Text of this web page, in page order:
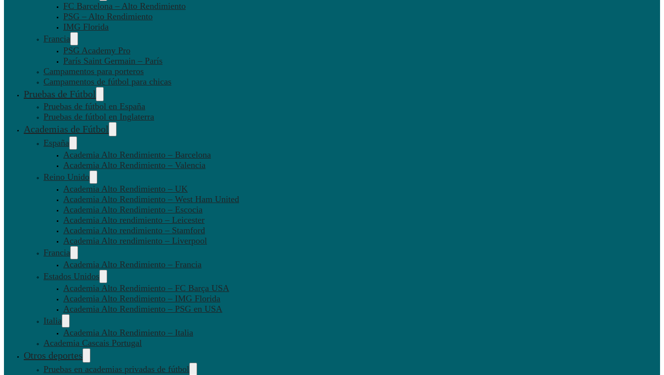
FC Barcelona – Alto Rendimiento
PSG – Alto Rendimiento
IMG Florida
Francia
PSG Academy Pro
París Saint Germain – París
Campamentos para porteros
Campamentos de fútbol para chicas
Pruebas de Fútbol
Pruebas de fútbol en España
Pruebas de fútbol en Inglaterra
Academias de Fútbol
España
Academia Alto Rendimiento – Barcelona
Academia Alto Rendimiento – Valencia
Reino Unido
Academia Alto Rendimiento – UK
Academia Alto Rendimiento – West Ham United
Academia Alto Rendimiento – Escocia
Academia Alto rendimiento – Leicester
Academia Alto rendimiento – Stamford
Academia Alto rendimiento – Liverpool
Francia
Academia Alto Rendimiento – Francia
Estados Unidos
Academia Alto Rendimiento – FC Barça USA
Academia Alto Rendimiento – IMG Florida
Academia Alto Rendimiento – PSG en USA
Italia
Academia Alto Rendimiento – Italia
Academia Cascais Portugal
Otros deportes
Pruebas en academias privadas de fútbol